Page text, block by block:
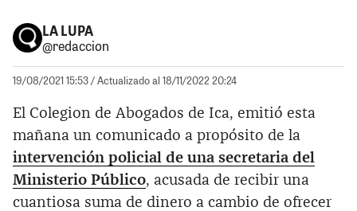
LA LUPA
@redaccion
19/08/2021 15:53/ Actualizado al 18/11/2022 20:24
El Colegion de Abogados de Ica, emitió esta
mañana un comunicado a propósito de la
intervención policial de una secretaria del
Ministerio Público, acusada de recibir una
cuantiosa suma de dinero a cambio de ofrecer